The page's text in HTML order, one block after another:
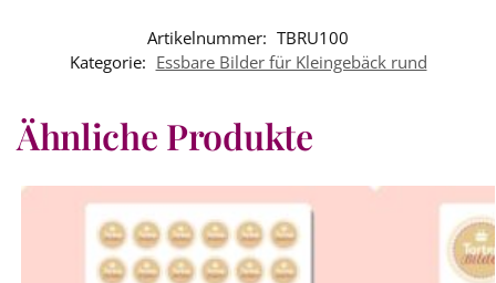
Artikelnummer: TBRU100
Kategorie: Essbare Bilder für Kleingebäck rund
Ähnliche Produkte